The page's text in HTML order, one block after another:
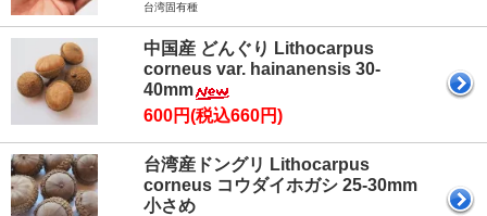
台湾固有種
中国産 どんぐり Lithocarpus
corneus var. hainanensis 30-
40mm
600円(税込660円)
台湾産ドングリ Lithocarpus
corneus コウダイホガシ 25-30mm
小さめ